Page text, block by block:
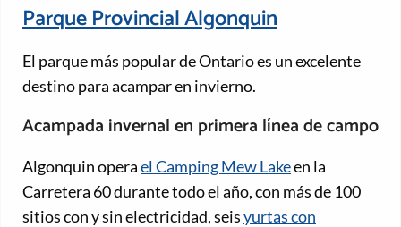
Parque Provincial Algonquin
El parque más popular de Ontario es un excelente
destino para acampar en invierno.
Acampada invernal en primera línea de campo
Algonquin operael Camping Mew Lakeen la
Carretera 60 durante todo el año, con más de 100
sitios con y sin electricidad, seisyurtas con